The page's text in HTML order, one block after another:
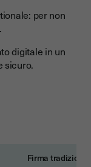
per non
digitale in un
sicuro.
Firma